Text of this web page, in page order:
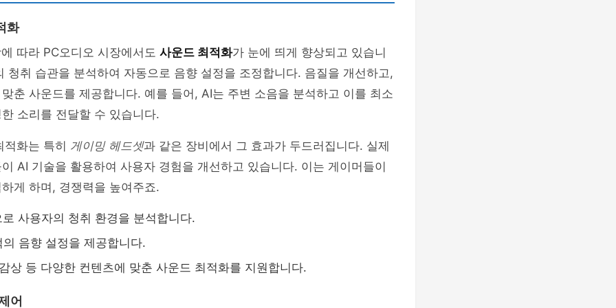
화
따라 PC오디오 시장에서도 사운드 최적화가 눈에 띄게 향상되고 있습니
청취 습관을 분석하여 자동으로 음향 설정을 조정합니다. 음질을 개선하고,
춘 사운드를 제공합니다. 예를 들어, AI는 주변 소음을 분석하고 이를 최소
소리를 전달할 수 있습니다.
화는 특히 게이밍 헤드셋과 같은 장비에서 그 효과가 두드러집니다. 실제
AI 기술을 활용하여 사용자 경험을 개선하고 있습니다. 이는 게이머들이
게 하며, 경쟁력을 높여주죠.
사용자의 청취 환경을 분석합니다.
음향 설정을 제공합니다.
상 등 다양한 컨텐츠에 맞춘 사운드 최적화를 지원합니다.
어